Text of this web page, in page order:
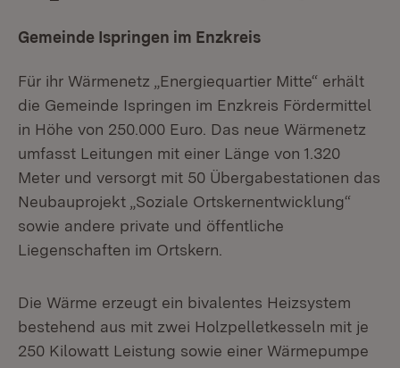
Gemeinde Ispringen im Enzkreis
Für ihr Wärmenetz „Energiequartier Mitte“ erhält
die Gemeinde Ispringen im Enzkreis Fördermittel
in Höhe von 250.000 Euro. Das neue Wärmenetz
umfasst Leitungen mit einer Länge von 1.320
Meter und versorgt mit 50 Übergabestationen das
Neubauprojekt „Soziale Ortskernentwicklung“
sowie andere private und öffentliche
Liegenschaften im Ortskern.
Die Wärme erzeugt ein bivalentes Heizsystem
bestehend aus mit zwei Holzpelletkesseln mit je
250 Kilowatt Leistung sowie einer Wärmepumpe